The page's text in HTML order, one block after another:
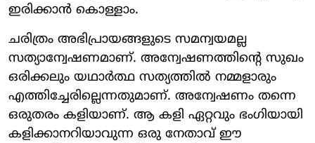
ഇരിക്കാന്‍ കൊള്ളാം.
ചരിത്രം അഭിപ്രായങ്ങളുടെ സമന്വയമല്ല
സത്യാന്വേഷണമാണ്. അന്വേഷണത്തിന്റെ സുഖം
ഒരിക്കലും യഥാര്‍ത്ഥ സത്യത്തില്‍ നമ്മളാരും
എത്തിച്ചേരില്ലെന്നതുമാണ്. അന്വേഷണം തന്നെ
ഒരുതരം കളിയാണ്. ആ കളി ഏറ്റവും ഭംഗിയായി
കളിക്കാനറിയാവുന്ന ഒരു നേതാവ് ഈ